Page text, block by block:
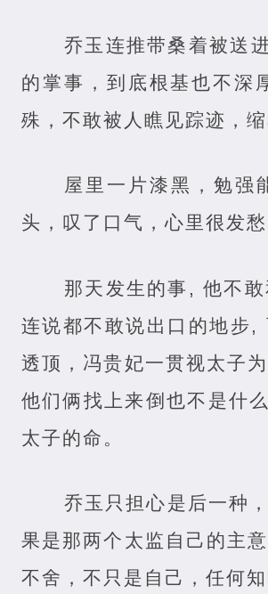
乔玉连推带桑着被送
的掌事，到底根基也不深
殊，不敢被人瞧见踪迹，
屋里一片漆黑，勉强
头，叹了口气，心里很发愁
那天发生的事, 他不
连说都不敢说出口的地步,
透顶，冯贵妃一贯视太子
他们俩找上来倒也不是什
太子的命。
乔玉只担心是后一种
果是那两个太监自己的主
不舍，不只是自己，任何